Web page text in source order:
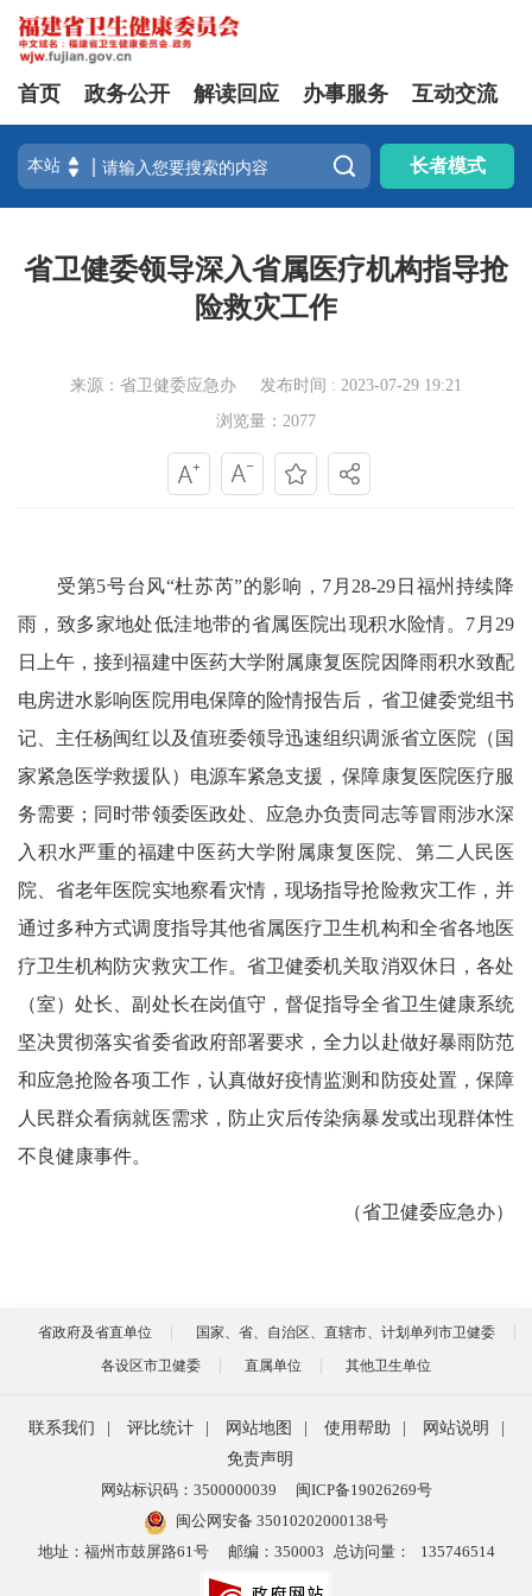
首页 政务公开 解读回应 办事服务 互动交流
 长者模式
省卫健委领导深入省属医疗机构指导抢
险救灾工作
来源：省卫健委应急办
发布时间 : 2023-07-29 19:21
浏览量：2077
受第5号台风“杜苏芮”的影响，7月28-29日福州持续降
雨，致多家地处低洼地带的省属医院出现积水险情。7月29
日上午，接到福建中医药大学附属康复医院因降雨积水致配
电房进水影响医院用电保障的险情报告后，省卫健委党组书
记、主任杨闽红以及值班委领导迅速组织调派省立医院（国
家紧急医学救援队）电源车紧急支援，保障康复医院医疗服
务需要；同时带领委医政处、应急办负责同志等冒雨涉水深
入积水严重的福建中医药大学附属康复医院、第二人民医
院、省老年医院实地察看灾情，现场指导抢险救灾工作，并
通过多种方式调度指导其他省属医疗卫生机构和全省各地医
疗卫生机构防灾救灾工作。省卫健委机关取消双休日，各处
（室）处长、副处长在岗值守，督促指导全省卫生健康系统
坚决贯彻落实省委省政府部署要求，全力以赴做好暴雨防范
和应急抢险各项工作，认真做好疫情监测和防疫处置，保障
人民群众看病就医需求，防止灾后传染病暴发或出现群体性
不良健康事件。
（省卫健委应急办）
省政府及省直单位
国家、省、自治区、直辖市、计划单列市卫健委
各设区市卫健委
直属单位 其他卫生单位
联系我们 评比统计 网站地图 使用帮助 网站说明
免责声明
网站标识码：3500000039
闽ICP备19026269号
闽公网安备 35010202000138号
地址：福州市鼓屏路61号
邮编：350003 总访问量： 135746514